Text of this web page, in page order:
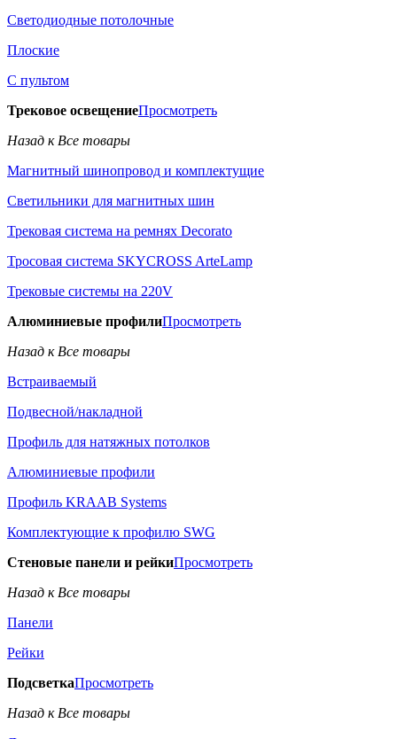
Светодиодные потолочные
Плоские
С пультом
Трековое освещениеПросмотреть
Назад к Все товары
Магнитный шинопровод и комплектущие
Светильники для магнитных шин
Трековая система на ремнях Decorato
Тросовая система SKYCROSS ArteLamp
Трековые системы на 220V
Алюминиевые профилиПросмотреть
Назад к Все товары
Встраиваемый
Подвесной/накладной
Профиль для натяжных потолков
Алюминиевые профили
Профиль KRAAB Systems
Комплектующие к профилю SWG
Стеновые панели и рейкиПросмотреть
Назад к Все товары
Панели
Рейки
ПодсветкаПросмотреть
Назад к Все товары